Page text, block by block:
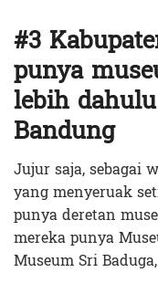
#3
punya
lebih
Bandung
Jujur saja, sebagai
yang menyeruak
punya deretan
mereka punya
Museum Sri